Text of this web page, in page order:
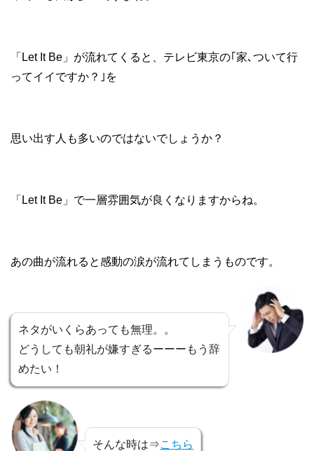
「Let It Be」が流れてくると、テレビ東京の｢家､ついて行
ってイイですか？｣を
思い出す人も多いのではないでしょうか？
「Let It Be」で一層雰囲気が良くなりますからね。
あの曲が流れると感動の涙が流れてしまうものです。
ネタがいくらあっても無理。。
どうしても朝礼が嫌すぎるーーーもう辞
めたい！
そんな時は⇒こちら